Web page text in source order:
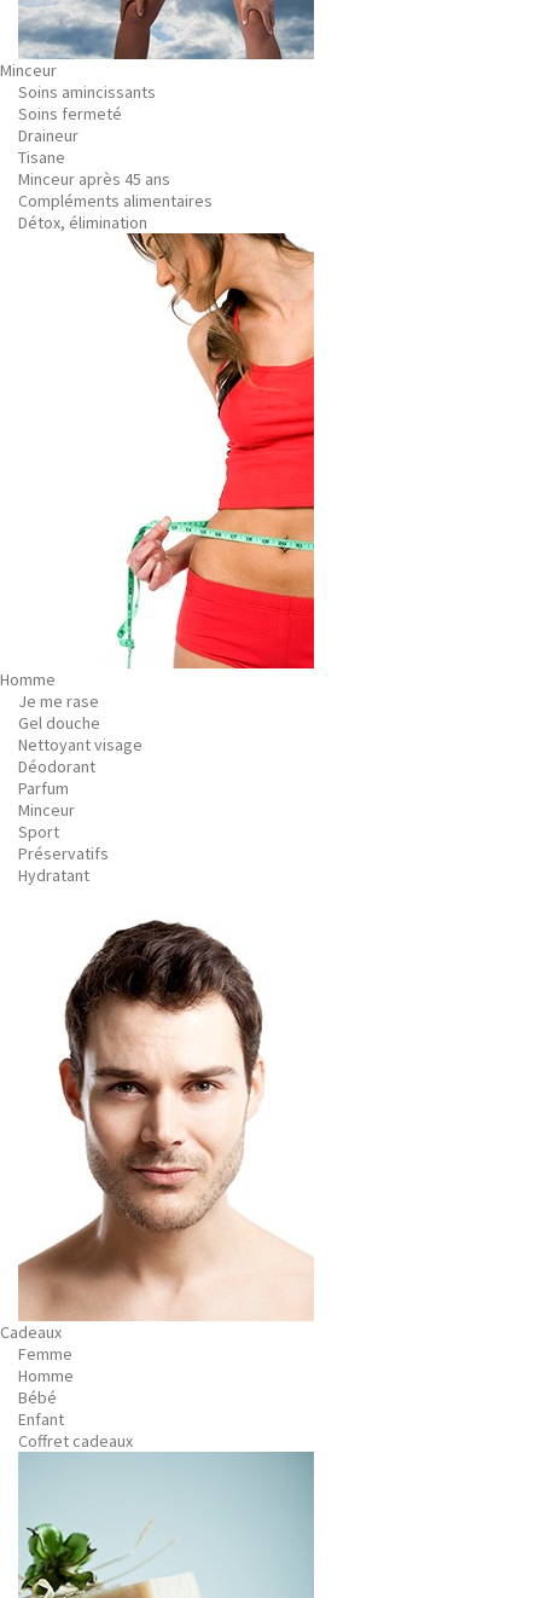
Minceur
Soins amincissants
Soins fermeté
Draineur
Tisane
Minceur après 45 ans
Compléments alimentaires
Détox, élimination
Homme
Je me rase
Gel douche
Nettoyant visage
Déodorant
Parfum
Minceur
Sport
Préservatifs
Hydratant
Cadeaux
Femme
Homme
Bébé
Enfant
Coffret cadeaux